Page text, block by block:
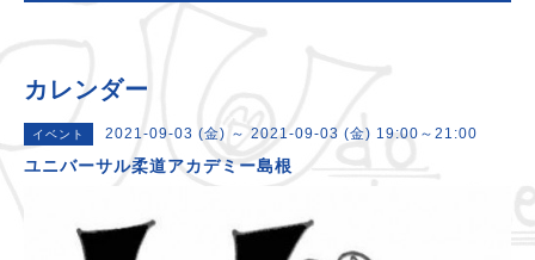
カレンダー
イベント 2021-09-03 (金) ～ 2021-09-03 (金) 19:00～21:00
ユニバーサル柔道アカデミー島根